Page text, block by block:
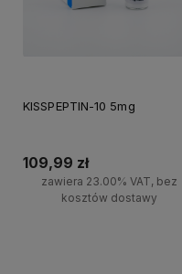
KISSPEPTIN-10 5mg
109,99 zł
zawiera 23.00% VAT, bez
kosztów dostawy